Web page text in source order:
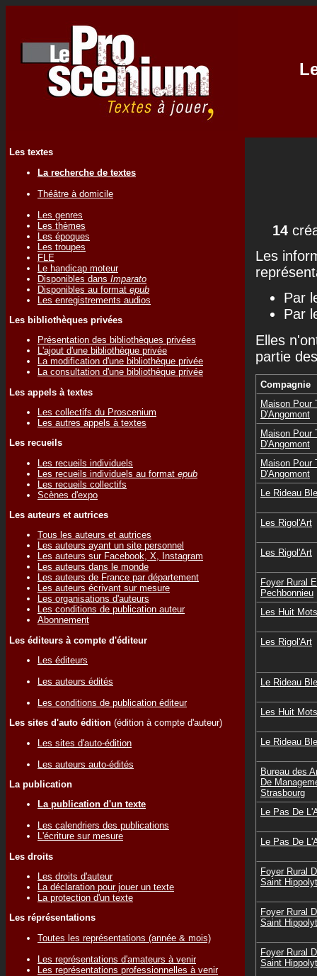
Les textes
La recherche de textes
Théâtre à domicile
Les genres
Les thèmes
Les époques
Les troupes
FLE
Le handicap moteur
Disponibles dans Imparato
Disponibles au format epub
Les enregistrements audios
Les bibliothèques privées
Présentation des bibliothèques privées
L'ajout d'une bibliothèque privée
La modification d'une bibliothèque privée
La consultation d'une bibliothèque privée
Les appels à textes
Les collectifs du Proscenium
Les autres appels à textes
Les recueils
Les recueils individuels
Les recueils individuels au format epub
Les recueils collectifs
Scènes d'expo
Les auteurs et autrices
Tous les auteurs et autrices
Les auteurs ayant un site personnel
Les auteurs sur Facebook, X, Instagram
Les auteurs dans le monde
Les auteurs de France par département
Les auteurs écrivant sur mesure
Les organisations d'auteurs
Les conditions de publication auteur
Abonnement
Les éditeurs à compte d'éditeur
Les éditeurs
Les auteurs édités
Les conditions de publication éditeur
Les sites d'auto édition (édition à compte d'auteur)
Les sites d'auto-édition
Les auteurs auto-édités
La publication
La publication d'un texte
Les calendriers des publications
L'écriture sur mesure
Les droits
Les droits d'auteur
La déclaration pour jouer un texte
La protection d'un texte
Les réprésentations
Toutes les représentations (année & mois)
Les représentations d'amateurs à venir
Les représentations professionnelles à venir
14
Les
Par
Par
Elles
partie
Compagnie
Maison Pour
D'Angomont
Maison Pour
D'Angomont
Maison Pour
D'Angomont
Le Rideau
Les Rigol'Art
Les Rigol'Art
Foyer Rural
Pechbonnieu
Les Huit
Les Rigol'Art
Le Rideau
Les Huit
Le Rideau
Bureau des
De
Strasbourg
Le Pas De
Le Pas De
Foyer Rural
Saint
Foyer Rural
Saint
Foyer Rural
Saint